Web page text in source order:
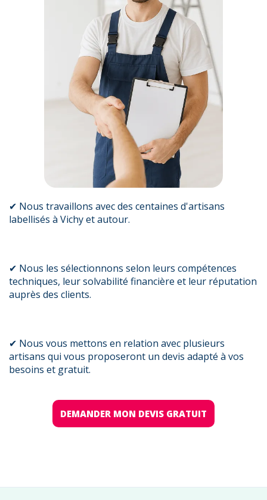
✔ Nous travaillons avec des centaines d'artisans
labellisés à Vichy et autour.
✔ Nous les sélectionnons selon leurs compétences
techniques, leur solvabilité financière et leur réputation
auprès des clients.
✔ Nous vous mettons en relation avec plusieurs
artisans qui vous proposeront un devis adapté à vos
besoins et gratuit.
DEMANDER MON DEVIS GRATUIT